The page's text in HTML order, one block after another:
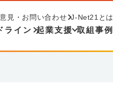
ライン 起業支援 取組事例
見・お問い合わせ J-Net21とは